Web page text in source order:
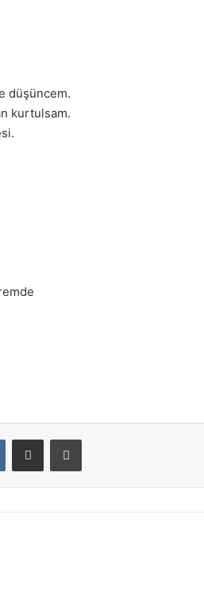
düşüncem.
kurtulsam.
VKontakteE-Posta ile paylaş Yazdır